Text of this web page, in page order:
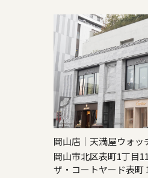
岡山店｜天満屋ウォッ
岡山市北区表町1丁目
ザ・コートヤード表町